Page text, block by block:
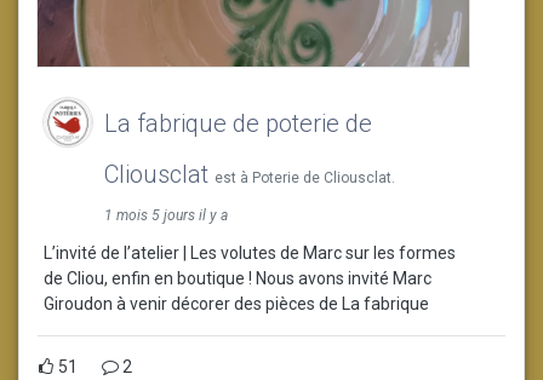
La fabrique de poterie de
Cliousclat est à Poterie de Cliousclat.
1 mois 5 jours il y a
L’invité de l’atelier | Les volutes de Marc sur les formes
de Cliou, enfin en boutique ! Nous avons invité Marc
Giroudon à venir décorer des pièces de La fabrique
51 2